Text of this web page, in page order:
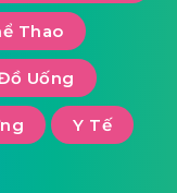
Thao
Uống
Y Tế